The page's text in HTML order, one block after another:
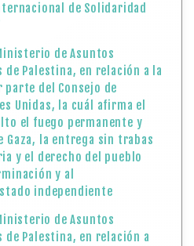
de Solidaridad
de Asuntos
de Palestina, en relación a la
del Consejo de
Unidas, la cuál afirma el
el fuego permanente y
Gaza, la entrega sin trabas
y el derecho del pueblo
y al
independiente
de Asuntos
de Palestina, en relación a